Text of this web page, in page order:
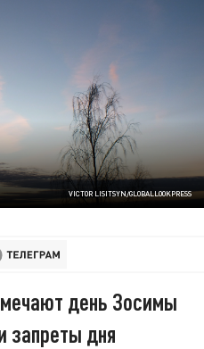
VICTOR LISITSYN/GLOBALLOOKPRESS
день Зосимы
запреты дня